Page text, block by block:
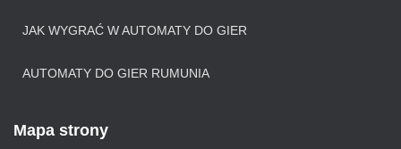
JAK WYGRAĆ W AUTOMATY DO GIER
AUTOMATY DO GIER RUMUNIA
Mapa strony